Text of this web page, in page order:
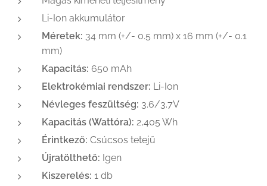
Li-Ion akkumulátor
Méretek: 34 mm (+/- 0.5 mm) x 16 mm (+/- 0.1
mm)
Kapacitás: 650 mAh
Elektrokémiai rendszer: Li-Ion
Névleges feszültség: 3.6/3.7V
Kapacitás (Wattóra): 2,405 Wh
Érintkező: Csúcsos tetejű
Újratölthető: Igen
Kiszerelés: 1 db